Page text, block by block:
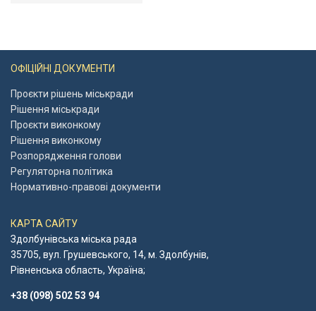
ОФІЦІЙНІ ДОКУМЕНТИ
Проєкти рішень міськради
Рішення міськради
Проєкти виконкому
Рішення виконкому
Розпорядження голови
Регуляторна політика
Нормативно-правові документи
КАРТА САЙТУ
Здолбунівська міська рада
35705, вул. Грушевського, 14, м. Здолбунів,
Рівненська область, Україна;
+38 (098) 502 53 94